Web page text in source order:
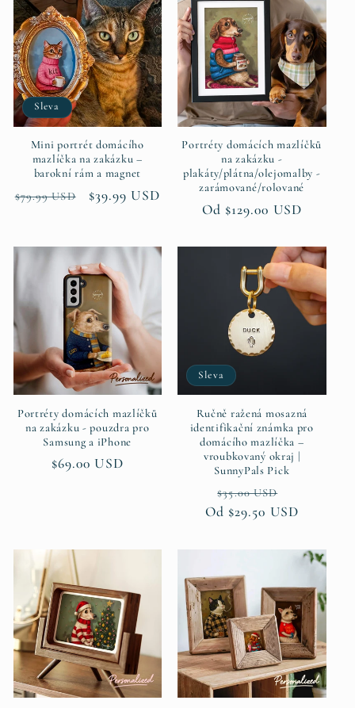
Sleva
Mini portrét domácího
mazlíčka na zakázku –
barokní rám a magnet
Běžná
$79.99 USD
Výprodejová
$39.99 USD
Portréty domácích mazlíčků
na zakázku -
plakáty/plátna/olejomalby -
zarámované/rolované
Běžná
Od $129.00 USD
Portréty domácích mazlíčků
na zakázku - pouzdra pro
Samsung a iPhone
Běžná
$69.00 USD
Sleva
Ručně ražená mosazná
identifikační známka pro
domácího mazlíčka –
vroubkovaný okraj |
SunnyPals Pick
Běžná
cena
$35.00 USD
cena
Od $29.50 USD